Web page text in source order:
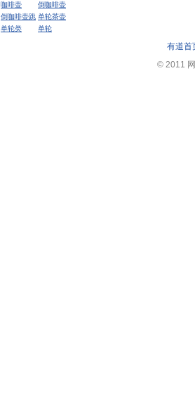
咖啡壶
倒咖啡壶
倒咖啡壶跳 单轮茶壶
单轮类 单轮
有道首
© 2011